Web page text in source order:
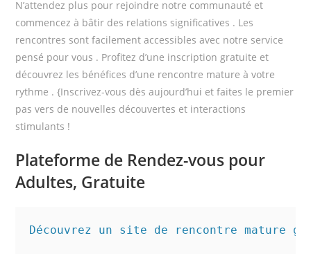
N’attendez plus pour rejoindre notre communauté et
commencez à bâtir des relations significatives . Les
rencontres sont facilement accessibles avec notre service
pensé pour vous . Profitez d’une inscription gratuite et
découvrez les bénéfices d’une rencontre mature à votre
rythme . {Inscrivez-vous dès aujourd’hui et faites le premier
pas vers de nouvelles découvertes et interactions
stimulants !
Plateforme de Rendez-vous pour
Adultes, Gratuite